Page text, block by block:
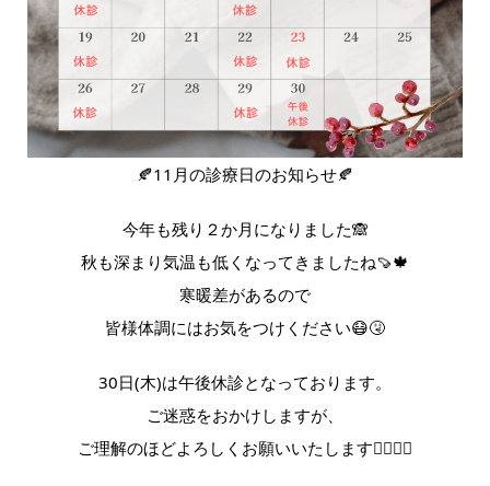
🍂11月の診療日のお知らせ🍂
今年も残り２か月になりました🙈
秋も深まり気温も低くなってきましたね🍠🍁
寒暖差があるので
皆様体調にはお気をつけください😷🤧
30日(木)は午後休診となっております。
ご迷惑をおかけしますが、
ご理解のほどよろしくお願いいたします🙇‍♀️🙇‍♀️